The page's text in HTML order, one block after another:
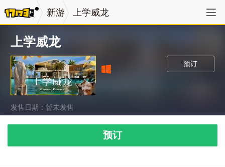
新游 上学威龙
上学威龙
预订
发售日期：暂未发售
预订